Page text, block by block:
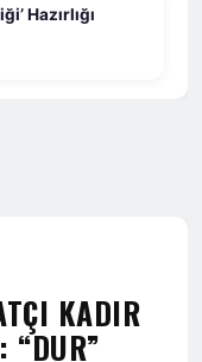
Hazırlığı
KADIR
“DUR”